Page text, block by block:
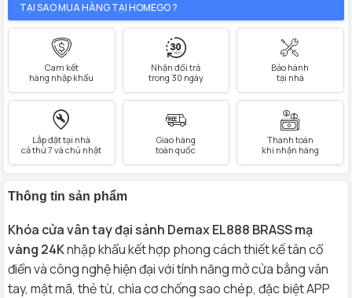
TẠI SAO MUA HÀNG TẠI HOMEGO ?
Cam kết
hàng nhập khẩu
Nhận đổi trả
trong 30 ngày
Bảo hành
tại nhà
Lắp đặt tại nhà
cả thứ 7 và chủ nhật
Giao hàng
toàn quốc
Thanh toán
khi nhận hàng
Thông tin sản phẩm
Khóa cửa vân tay đại sảnh Demax EL888 BRASS mạ
vàng 24Knhập khẩu kết hợp phong cách thiết kế tân cổ
điển và công nghệ hiện đại với tính năng mở cửa bằng vân
tay, mật mã, thẻ từ, chìa cơ chống sao chép, đặc biệt APP